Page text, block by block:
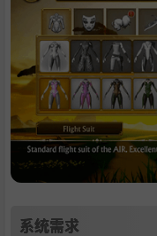
系统需求